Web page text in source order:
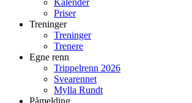
Kalender
Priser
Treninger
Treninger
Trenere
Egne renn
Trippelrenn 2026
Svearennet
Mylla Rundt
Påmelding